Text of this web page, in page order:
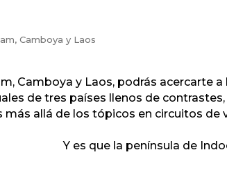
Camboya y Laos
Camboya y Laos, podrás acercarte
de tres países llenos de
más allá de los tópicos en circuitos
Y es que la península de